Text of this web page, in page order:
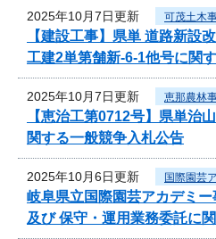
2025年10月7日更新 可茂土木
【建設工事】県単 道路新
工建2単第舗新-6-1他号に関
2025年10月7日更新 恵那農林
【恵治工第0712号】県単
関する一般競争入札公告
2025年10月6日更新 国際園芸
岐阜県立国際園芸アカデミ
及び 保守・運用業務委託に